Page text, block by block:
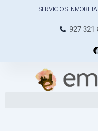
SERVICIOS
927 321
b